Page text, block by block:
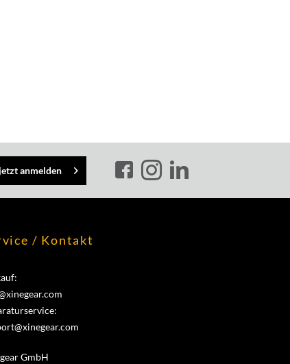
jetzt anmelden
/ Kontakt
GmbH